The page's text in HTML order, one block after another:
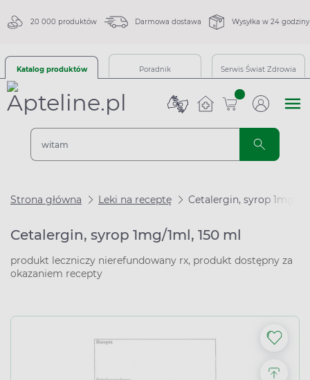
20 000 produktów Darmowa dostawa Wysyłka w 24 godziny
Katalog produktów Poradnik Serwis Świat Zdrowia
sztuk
Strona główna Leki na receptę Cetalergin, syrop 1mg/
Cetalergin, syrop 1mg/1ml, 150 ml
produkt leczniczy nierefundowany rx, produkt dostępny za
okazaniem recepty